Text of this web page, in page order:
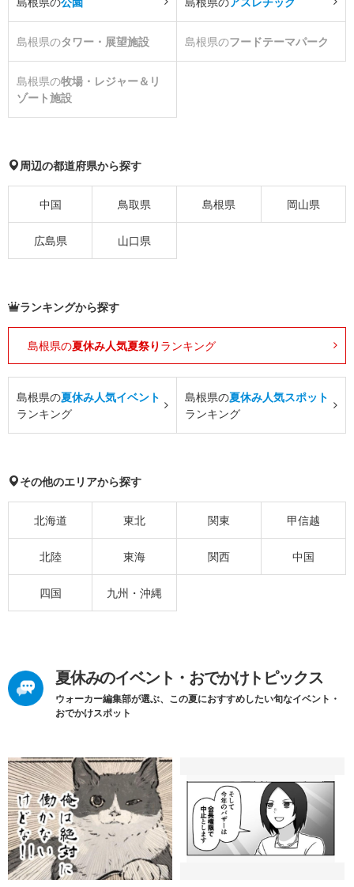
島根県のタワー・展望施設 島根県のフードテーマパーク
島根県の牧場・レジャー＆リ
ゾート施設
周辺の都道府県から探す
中国 鳥取県 島根県 岡山県
広島県 山口県
ランキングから探す
島根県の夏休み人気夏祭り ランキング
島根県の夏休み人気イベント
ランキング
島根県の夏休み人気スポット
ランキング
その他のエリアから探す
北海道 東北 関東 甲信越
北陸 東海 関西 中国
四国 九州・沖縄
夏休みのイベント・おでかけトピックス
ウォーカー編集部が選ぶ、この夏におすすめしたい旬なイベント・
おでかけスポット